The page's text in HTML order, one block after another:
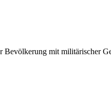
Bevölkerung mit militärischer